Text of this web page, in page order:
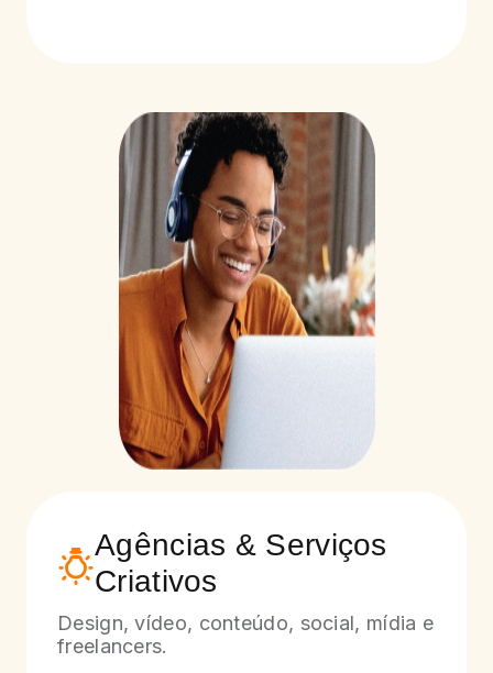
Agências & Serviços
Criativos
Design, vídeo, conteúdo, social, mídia e
freelancers.